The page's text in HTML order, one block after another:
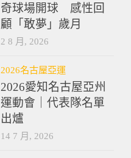
奇球場開球 感性回
顧「敢夢」歲月
2 8 月, 2026
2026名古屋亞運
2026愛知名古屋亞州
運動會｜代表隊名單
出爐
14 7 月, 2026